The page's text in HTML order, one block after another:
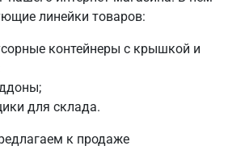
линейки товаров:
контейнеры с крышкой и
для склада.
к продаже